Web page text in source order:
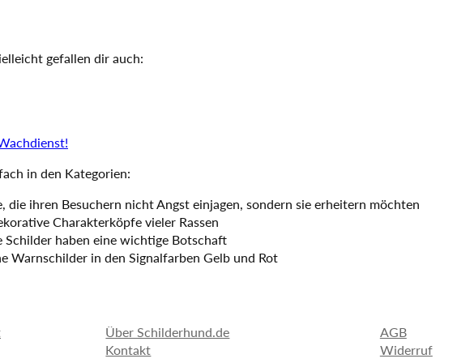
gefallen dir auch:
in den Kategorien:
die ihren Besuchern nicht Angst einjagen, sondern sie erheitern möchten
Charakterköpfe vieler Rassen
Schilder haben eine wichtige Botschaft
Warnschilder in den Signalfarben Gelb und Rot
Über Schilderhund.de
Kontakt
AGB
Widerruf